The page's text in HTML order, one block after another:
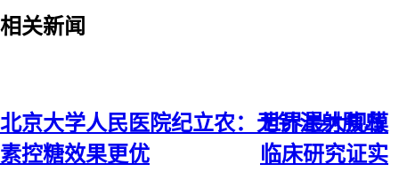
相关新闻
北京大学人民医院纪立农：无针注射胰岛
素控糖效果更优
世界最大规模
临床研究证实